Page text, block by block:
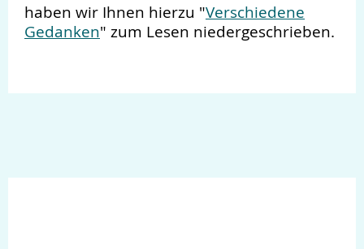
haben wir Ihnen hierzu "Verschiedene
Gedanken" zum Lesen niedergeschrieben.